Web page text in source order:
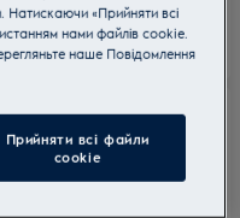
Натискаючи «Прийняти всі
нами файлів cookie.
наше Пoвідомлення
Прийняти всі файли
сookie